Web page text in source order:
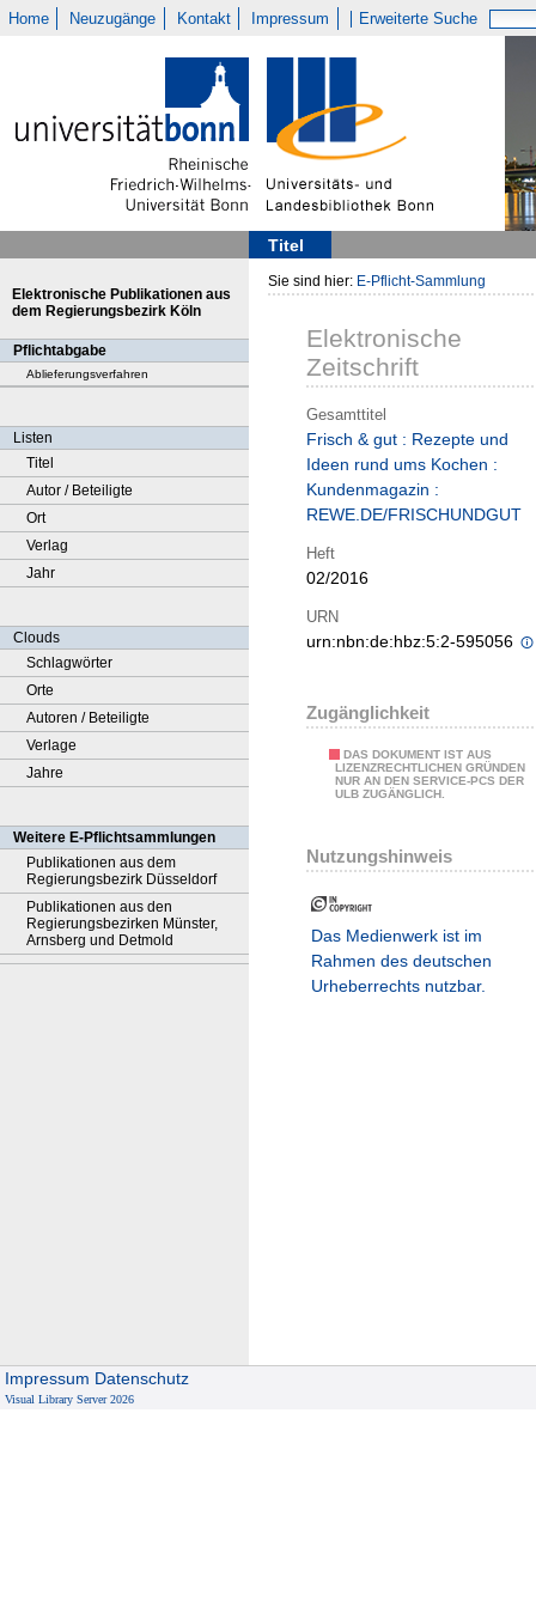
Home Neuzugänge Kontakt Impressum Erweiterte Suche
Titel
Elektronische Publikationen aus
dem Regierungsbezirk Köln
Pflichtabgabe
Ablieferungsverfahren
Listen
Titel
Autor / Beteiligte
Ort
Verlag
Jahr
Clouds
Schlagwörter
Orte
Autoren / Beteiligte
Verlage
Jahre
Weitere E-Pflichtsammlungen
Publikationen aus dem
Regierungsbezirk Düsseldorf
Publikationen aus den
Regierungsbezirken Münster,
Arnsberg und Detmold
Sie sind hier: E-Pflicht-Sammlung
Elektronische
Zeitschrift
Gesamttitel
Frisch & gut : Rezepte und
Ideen rund ums Kochen :
Kundenmagazin :
REWE.DE/FRISCHUNDGUT
Heft
02/2016
URN
urn:nbn:de:hbz:5:2-595056
Zugänglichkeit
DAS DOKUMENT IST AUS
LIZENZRECHTLICHEN GRÜNDEN
NUR AN DEN SERVICE-PCS DER
ULB ZUGÄNGLICH.
Nutzungshinweis
Das Medienwerk ist im
Rahmen des deutschen
Urheberrechts nutzbar.
Impressum Datenschutz
Visual Library Server 2026